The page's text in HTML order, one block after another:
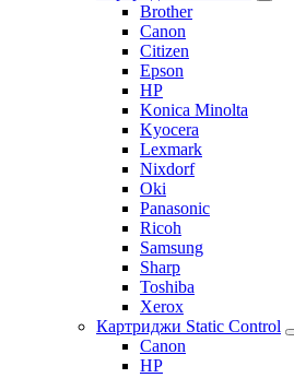
Brother
Canon
Citizen
Epson
HP
Konica Minolta
Kyocera
Lexmark
Nixdorf
Oki
Panasonic
Ricoh
Samsung
Sharp
Toshiba
Xerox
Картриджи Static Control
Canon
HP